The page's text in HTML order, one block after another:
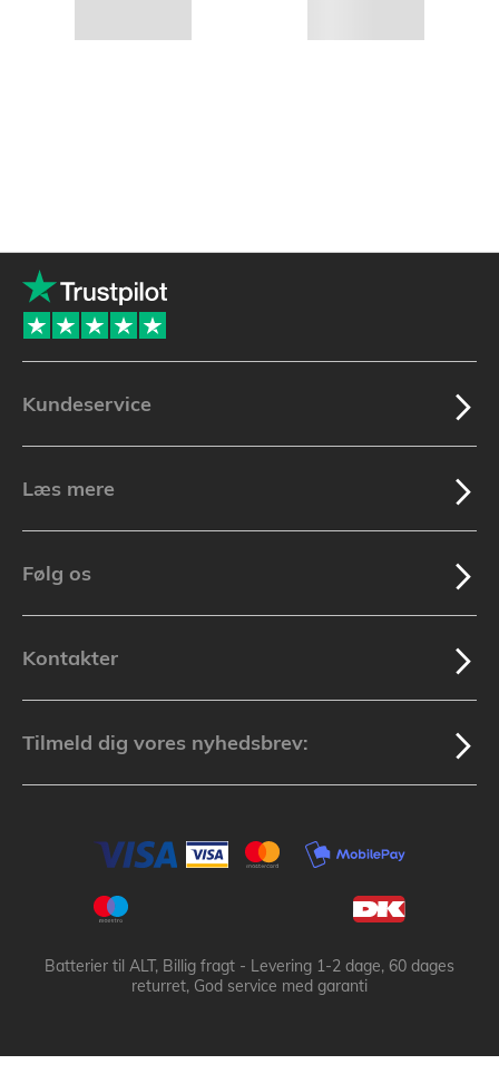
Kundeservice
Læs mere
Følg os
Kontakter
Tilmeld dig vores nyhedsbrev:
Batterier til ALT, Billig fragt - Levering 1-2 dage, 60 dages
returret, God service med garanti